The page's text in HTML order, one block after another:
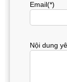
Email(*)
Nội dung